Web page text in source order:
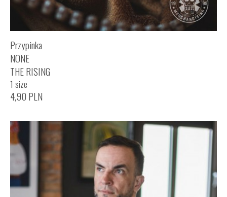
Przypinka
NONE
THE RISING
1 size
4,90 PLN